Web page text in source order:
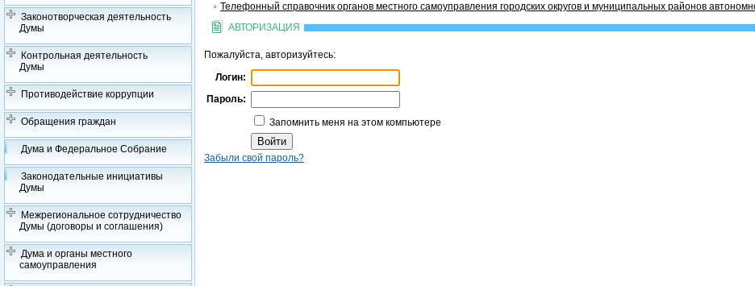
Законотворческая деятельность
Думы
Контрольная деятельность
Думы
Противодействие коррупции
Обращения граждан
Дума и Федеральное Собрание
Законодательные инициативы
Думы
Межрегиональное сотрудничество
Думы (договоры и соглашения)
Дума и органы местного
самоуправления
Телефонный справочник органов местного самоуправления городских округов и муниципальных районов
АВТОРИЗАЦИЯ
Пожалуйста, авторизуйтесь:
Логин:
Пароль:
Запомнить меня на этом компьютере
Забыли свой пароль?